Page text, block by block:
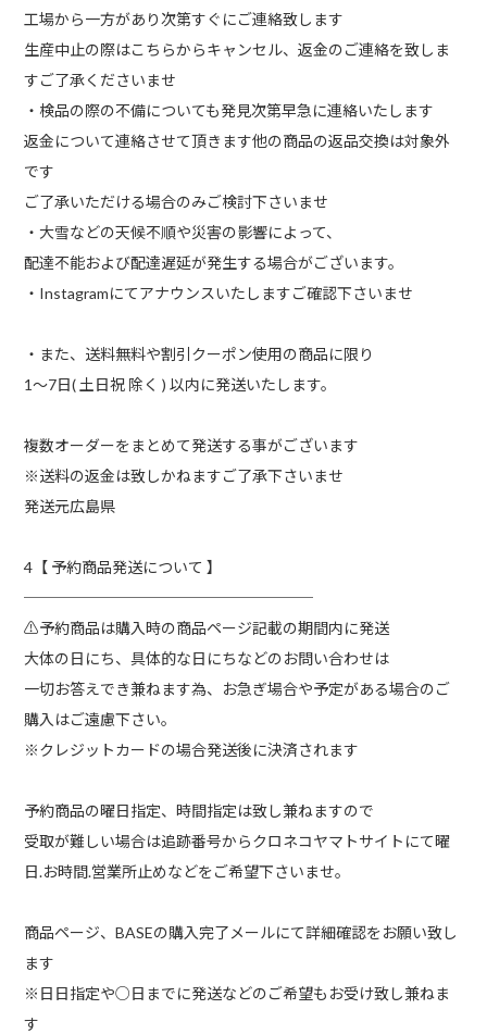
工場から一方があり次第すぐにご連絡致します
生産中止の際はこちらからキャンセル、返金のご連絡を致しま
すご了承くださいませ
・検品の際の不備についても発見次第早急に連絡いたします
返金について連絡させて頂きます他の商品の返品交換は対象外
です
ご了承いただける場合のみご検討下さいませ
・大雪などの天候不順や災害の影響によって、
配達不能および配達遅延が発生する場合がございます。
・Instagramにてアナウンスいたしますご確認下さいませ
・また、送料無料や割引クーポン使用の商品に限り
1〜7日( 土日祝 除く ) 以内に発送いたします。
複数オーダーをまとめて発送する事がございます
※送料の返金は致しかねますご了承下さいませ
発送元広島県
4【 予約商品発送について 】
───────────────────
⚠️予約商品は購入時の商品ページ記載の期間内に発送
大体の日にち、具体的な日にちなどのお問い合わせは
一切お答えでき兼ねます為、お急ぎ場合や予定がある場合のご
購入はご遠慮下さい。
※クレジットカードの場合発送後に決済されます
予約商品の曜日指定、時間指定は致し兼ねますので
受取が難しい場合は追跡番号からクロネコヤマトサイトにて曜
日.お時間.営業所止めなどをご希望下さいませ。
商品ページ、BASEの購入完了メールにて詳細確認をお願い致し
ます
※日日指定や○日までに発送などのご希望もお受け致し兼ねま
す